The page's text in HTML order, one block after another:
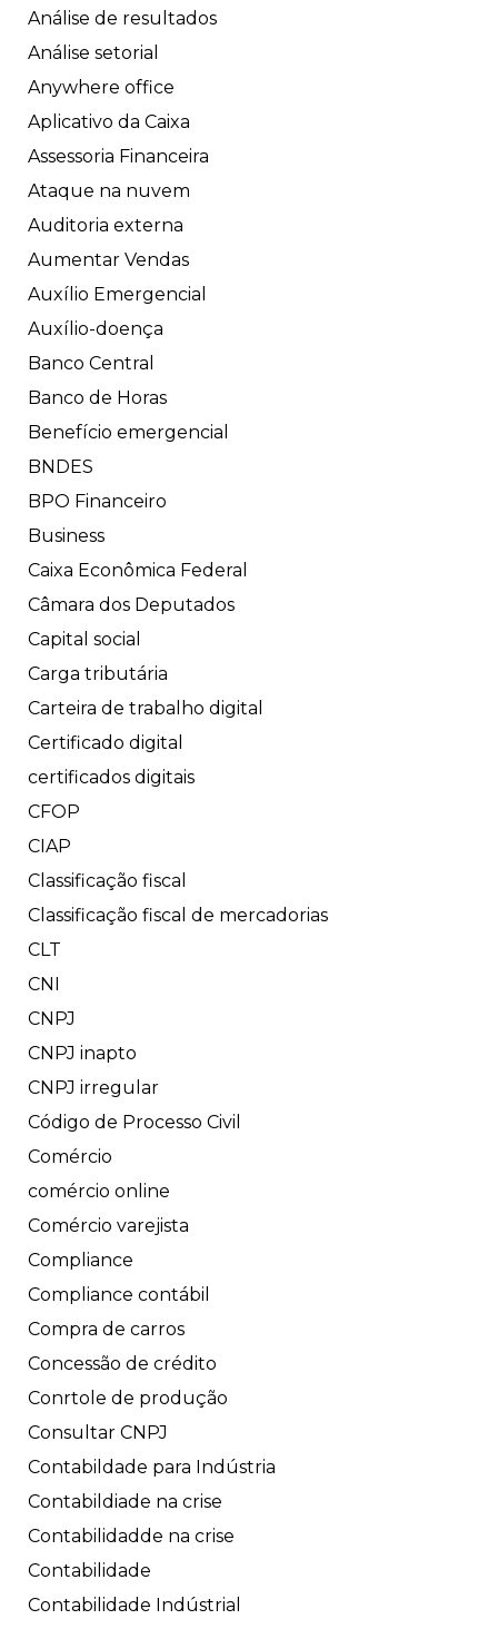
Análise de resultados
Análise setorial
Anywhere office
Aplicativo da Caixa
Assessoria Financeira
Ataque na nuvem
Auditoria externa
Aumentar Vendas
Auxílio Emergencial
Auxílio-doença
Banco Central
Banco de Horas
Benefício emergencial
BNDES
BPO Financeiro
Business
Caixa Econômica Federal
Câmara dos Deputados
Capital social
Carga tributária
Carteira de trabalho digital
Certificado digital
certificados digitais
CFOP
CIAP
Classificação fiscal
Classificação fiscal de mercadorias
CLT
CNI
CNPJ
CNPJ inapto
CNPJ irregular
Código de Processo Civil
Comércio
comércio online
Comércio varejista
Compliance
Compliance contábil
Compra de carros
Concessão de crédito
Conrtole de produção
Consultar CNPJ
Contabildade para Indústria
Contabildiade na crise
Contabilidadde na crise
Contabilidade
Contabilidade Indústrial